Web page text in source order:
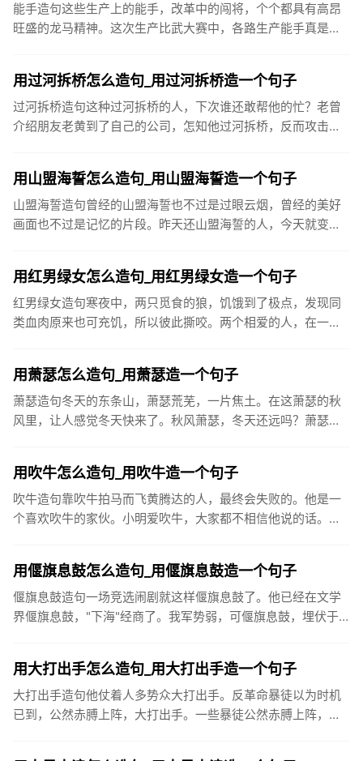
能手造句这些生产上的能手，改革中的闯将，个个都具有高昂
旺盛的龙马精神。这次生产比武大赛中，各路生产能手真是各
用过河拆桥怎么造句_用过河拆桥造一个句子
过河拆桥造句这种过河拆桥的人，下次谁还敢帮他的忙？老曾
介绍朋友老黄到了自己的公司，怎知他过河拆桥，反而攻击老
用山盟海誓怎么造句_用山盟海誓造一个句子
山盟海誓造句曾经的山盟海誓也不过是过眼云烟，曾经的美好
画面也不过是记忆的片段。昨天还山盟海誓的人，今天就变得
用红男绿女怎么造句_用红男绿女造一个句子
红男绿女造句寒夜中，两只觅食的狼，饥饿到了极点，发现同
类血肉原来也可充饥，所以彼此撕咬。两个相爱的人，在一
用萧瑟怎么造句_用萧瑟造一个句子
萧瑟造句冬天的东条山，萧瑟荒芜，一片焦土。在这萧瑟的秋
风里，让人感觉冬天快来了。秋风萧瑟，冬天还远吗？萧瑟的
用吹牛怎么造句_用吹牛造一个句子
吹牛造句靠吹牛拍马而飞黄腾达的人，最终会失败的。他是一
个喜欢吹牛的家伙。小明爱吹牛，大家都不相信他说的话。那
用偃旗息鼓怎么造句_用偃旗息鼓造一个句子
偃旗息鼓造句一场竞选闹剧就这样偃旗息鼓了。他已经在文学
界偃旗息鼓，"下海"经商了。我军势弱，可偃旗息鼓，埋伏于
用大打出手怎么造句_用大打出手造一个句子
大打出手造句他仗着人多势众大打出手。反革命暴徒以为时机
已到，公然赤膊上阵，大打出手。一些暴徒公然赤膊上阵，大